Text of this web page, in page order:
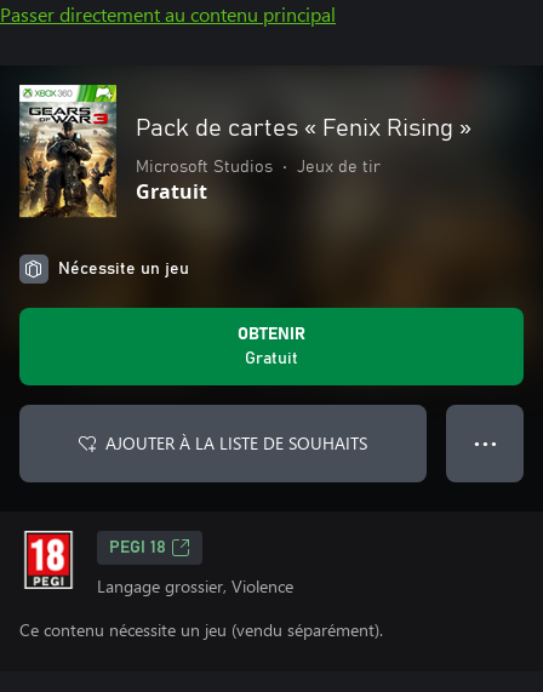
Passer directement au contenu principal
Pack de cartes « Fenix Rising »
Microsoft Studios • Jeux de tir
Gratuit
Nécessite un jeu
OBTENIR
Gratuit
AJOUTER À LA LISTE DE SOUHAITS ● ● ●
PEGI 18
Langage grossier, Violence
Ce contenu nécessite un jeu (vendu séparément).